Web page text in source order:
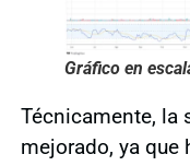
Gráfico en
Técnicamente, la
mejorado, ya que